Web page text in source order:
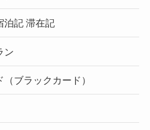
泊記 滞在記
ン
ブラックカード）